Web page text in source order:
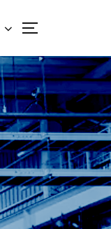
サイドバーとナ